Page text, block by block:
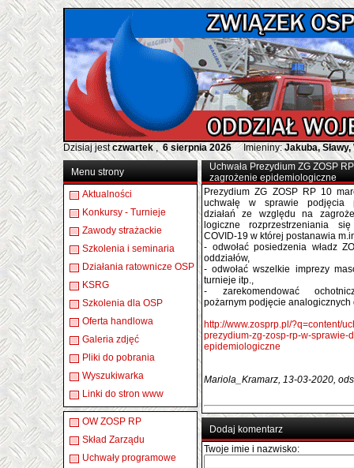
Dzisiaj jestczwartek,6 sierpnia 2026 Imieniny:Jakuba,
Menu strony
Aktualności
Konkursy - Turnieje
Zawody strażackie
Szkolenia i seminaria
Działania ratownicze OSP
KSRG
Szkolenia dla OSP
Oferta handlowa
Galeria zdjęć
Pliki do pobrania
Wyszukiwarka
Linki do stron www
OW ZOSP RP
Skład Zarządu
Uchwały programowe
Uchwała Prezydium ZG ZOSP
zagrożenie epidemiologiczne
Prezydium ZG ZOSP RP 10
uchwałę w sprawie podjęcia
działań ze względu na
logiczne rozprzestrzeniania
COVID-19 w której postanawia
- odwołać posiedzenia władz
oddziałów,
- odwołać wszelkie imprezy
turnieje itp.,
- zarekomendować
pożarnym podjęcie analogicznych
http://www.zosprp.pl/?q=content/
prezydium-zg-zosp-rp-w-
epidemiologiczne
Mariola_Kramarz, 13-03-2020,
Dodaj komentarz
Twoje imie i nazwisko: